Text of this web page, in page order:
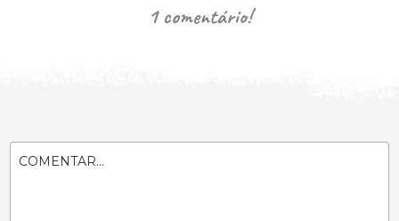
1 comentário!
COMENTAR...